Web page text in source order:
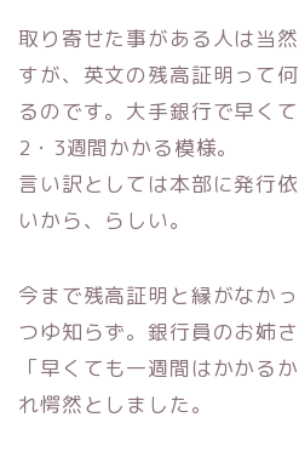
取り寄せた事がある人は当
すが、 英文の残高証明って
るのです。 大手銀行で早く
2・3週間かかる模様。
言い訳としては本部に発行
いから、 らしい。
今まで残高証明と縁がなか
つゆ知らず。銀行員のお姉
「早くても一週間はかかる
れ愕然としました。